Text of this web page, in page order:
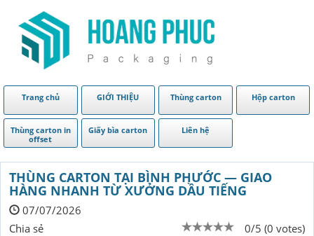
Trang chủ GIỚI THIỆU Thùng carton Hộp carton
Thùng carton in
offset
Giấy bìa carton Liên hệ
THÙNG CARTON TẠI BÌNH PHƯỚC — GIAO
HÀNG NHANH TỪ XƯỞNG DẦU TIẾNG
07/07/2026
0/5 (0 votes)
Chia sẻ